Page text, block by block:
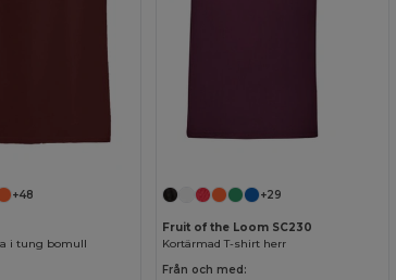
Anpassa det!
+48
i tung bomull
+29
Fruit of the Loom SC230
Kortärmad T-shirt herr
Från och med: